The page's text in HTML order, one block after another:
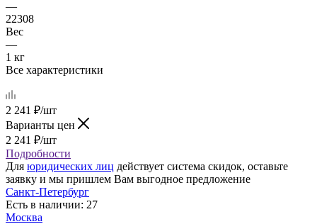
—
22308
Вес
—
1 кг
Все характеристики
2 241 ₽/шт
Варианты цен
2 241 ₽/шт
Подробности
Для юридических лиц действует система скидок, оставьте
заявку и мы пришлем Вам выгодное предложение
Санкт-Петербург
Есть в наличии: 27
Москва